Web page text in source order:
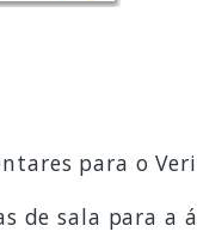
para o
de sala para a